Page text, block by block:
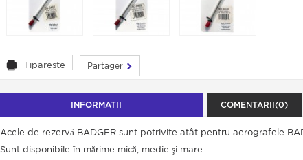
Tipareste Partager
INFORMATII COMENTARII(0)
Acele de rezervă BADGER sunt potrivite atât pentru aerografele
Sunt disponibile în mărime mică, medie şi mare.